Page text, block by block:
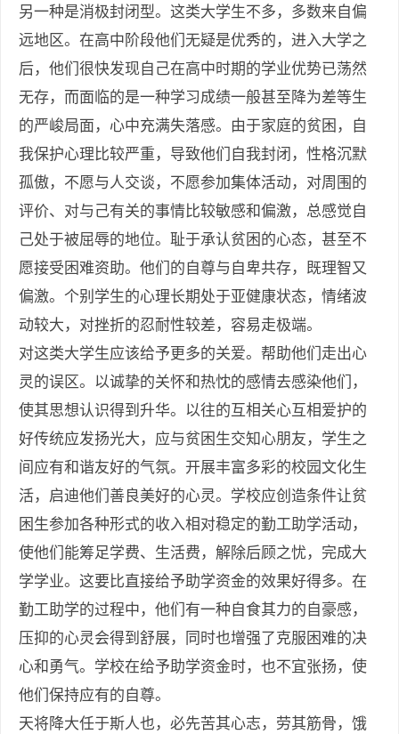
另一种是消极封闭型。这类大学生不多，多数来自偏
远地区。在高中阶段他们无疑是优秀的，进入大学之
后，他们很快发现自己在高中时期的学业优势已荡然
无存，而面临的是一种学习成绩一般甚至降为差等生
的严峻局面，心中充满失落感。由于家庭的贫困，自
我保护心理比较严重，导致他们自我封闭，性格沉默
孤傲，不愿与人交谈，不愿参加集体活动，对周围的
评价、对与己有关的事情比较敏感和偏激，总感觉自
己处于被屈辱的地位。耻于承认贫困的心态，甚至不
愿接受困难资助。他们的自尊与自卑共存，既理智又
偏激。个别学生的心理长期处于亚健康状态，情绪波
动较大，对挫折的忍耐性较差，容易走极端。
对这类大学生应该给予更多的关爱。帮助他们走出心
灵的误区。以诚挚的关怀和热忱的感情去感染他们，
使其思想认识得到升华。以往的互相关心互相爱护的
好传统应发扬光大，应与贫困生交知心朋友，学生之
间应有和谐友好的气氛。开展丰富多彩的校园文化生
活，启迪他们善良美好的心灵。学校应创造条件让贫
困生参加各种形式的收入相对稳定的勤工助学活动，
使他们能筹足学费、生活费，解除后顾之忧，完成大
学学业。这要比直接给予助学资金的效果好得多。在
勤工助学的过程中，他们有一种自食其力的自豪感，
压抑的心灵会得到舒展，同时也增强了克服困难的决
心和勇气。学校在给予助学资金时，也不宜张扬，使
他们保持应有的自尊。
天将降大任于斯人也，必先苦其心志，劳其筋骨，饿